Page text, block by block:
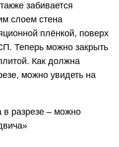
забивается
слоем стена
плёнкой, поверх
Теперь можно закрыть
Как должна
можно увидеть на
в разрезе – можно